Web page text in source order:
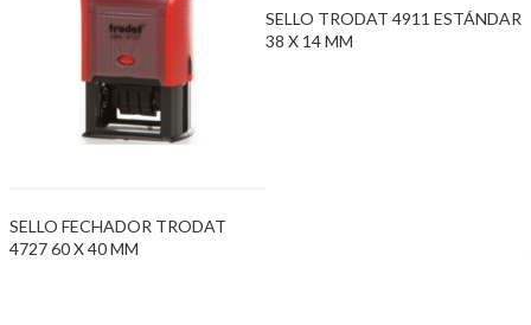
SELLO TRODAT 4911 ESTÁNDAR